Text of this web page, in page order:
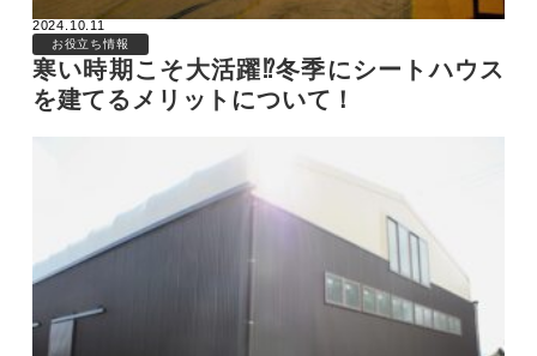
2024.10.11
お役立ち情報
寒い時期こそ大活躍⁉冬季にシートハウス
を建てるメリットについて！